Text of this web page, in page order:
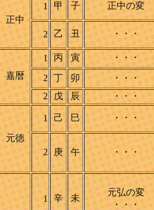
正中
1 甲 子 正中の変
2 乙 丑 ・・・
嘉暦
1 丙 寅 ・・・
2 丁 卯
・・・
2 戊 辰 ・・・
元徳
1 己 巳 ・・・
2 庚 午 ・・・
1 辛 未
元弘の変
・・・